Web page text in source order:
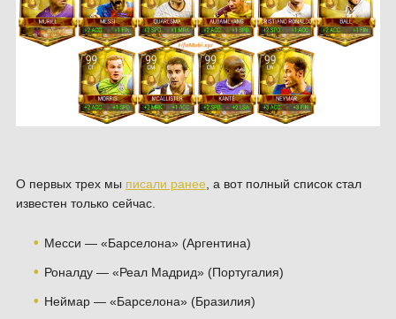
О первых трех мы писали ранее, а вот полный список стал
известен только сейчас.
Месси — «Барселона» (Аргентина)
Роналду — «Реал Мадрид» (Португалия)
Неймар — «Барселона» (Бразилия)